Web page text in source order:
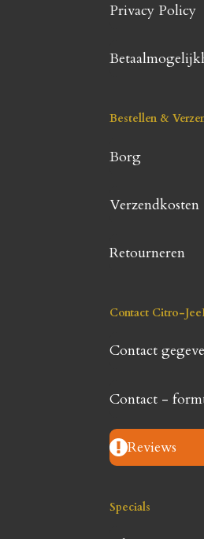
Privacy Policy
Bestellen &
Borg
Verzendkosten
Retourneren
Contact Citro-
Contact
Contact -
Reviews
Specials